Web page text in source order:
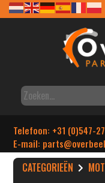
Telefoon: +31 (0)547-
E-mail: parts
CATEGORIEËN